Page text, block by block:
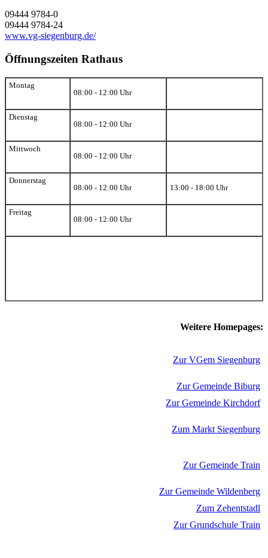
09444 9784-0
09444 9784-24
www.vg-siegenburg.de/
Öffnungszeiten Rathaus
Montag
08:00 - 12:00 Uhr
Dienstag
08:00 - 12:00 Uhr
Mittwoch
08:00 - 12:00 Uhr
Donnerstag
08:00 - 12:00 Uhr
13:00 - 18:00 Uhr
Freitag
08:00 - 12:00 Uhr
Weitere Homepages:
Zur VGem Siegenburg
Zur Gemeinde Biburg
Zur Gemeinde Kirchdorf
Zum Markt Siegenburg
Zur Gemeinde Train
Zur Gemeinde Wildenberg
Zum Zehentstadl
Zur Grundschule Train